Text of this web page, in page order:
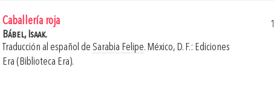
Caballería roja
Bábel, Isaak.
Traducción al español deSarabia Felipe. México, D. F.: Ediciones
Era (Biblioteca Era).